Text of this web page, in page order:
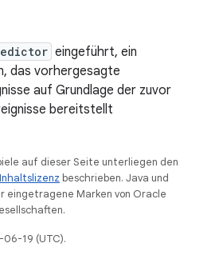
eingeführt, ein
das vorhergesagte
auf Grundlage der zuvor
bereitstellt
auf dieser Seite unterliegen den
Inhaltslizenz beschrieben. Java und
eingetragene Marken von Oracle
19 (UTC).